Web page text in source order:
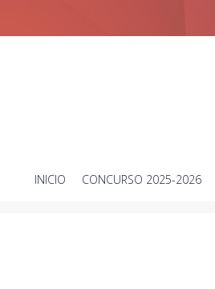
SKIP
INICIO CONCURSO 2025-2026